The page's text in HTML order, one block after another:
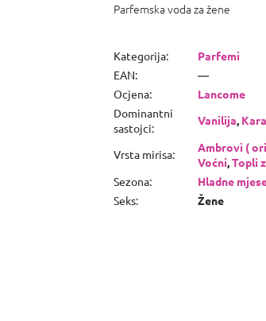
Parfemska voda za žene
Kategorija:
Parfemi
EAN:
—
Ocjena:
Lancome
Dominantni
sastojci:
Vanilija,
Vrsta mirisa: Ambrovi (
Voćni,Topli
Sezona:
Hladne
Seks: Žene